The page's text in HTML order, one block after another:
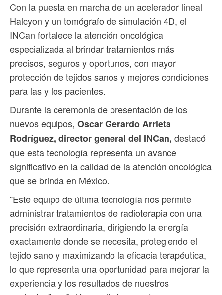
Con la puesta en marcha de un acelerador lineal
Halcyon y un tomógrafo de simulación 4D, el
INCan fortalece la atención oncológica
especializada al brindar tratamientos más
precisos, seguros y oportunos, con mayor
protección de tejidos sanos y mejores condiciones
para las y los pacientes.
Durante la ceremonia de presentación de los
nuevos equipos, Oscar Gerardo Arrieta
Rodríguez, director general del INCan, destacó
que esta tecnología representa un avance
significativo en la calidad de la atención oncológica
que se brinda en México.
“Este equipo de última tecnología nos permite
administrar tratamientos de radioterapia con una
precisión extraordinaria, dirigiendo la energía
exactamente donde se necesita, protegiendo el
tejido sano y maximizando la eficacia terapéutica,
lo que representa una oportunidad para mejorar la
experiencia y los resultados de nuestros